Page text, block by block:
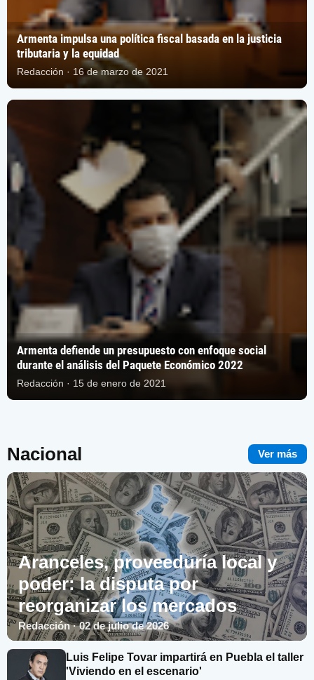
Armenta impulsa una política fiscal basada en la justicia
tributaria y la equidad
Redacción · 16 de marzo de 2021
Armenta defiende un presupuesto con enfoque social
durante el análisis del Paquete Económico 2022
Redacción · 15 de enero de 2021
Nacional Ver más
Aranceles, proveeduría local y
poder: la disputa por
reorganizar los mercados
Redacción · 02 de julio de 2026
Luis Felipe Tovar impartirá en Puebla el taller
'Viviendo en el escenario'